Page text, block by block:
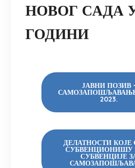
НОВОГ САДА
ГОДИНИ
ЈАВНИ ПОЗИВ -
2023.
ДЕЛАТНОСТИ КОЈЕ
СУБВЕНЦИОНИШУ
СУБВЕНЦИЈЕ